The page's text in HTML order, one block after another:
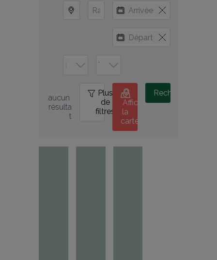
aucun
résulta
t
Plus
de
filtres
Afficher
la
carte
Rechercher